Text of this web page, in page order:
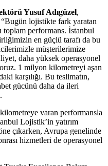
Yusuf Adıgüzel,
lojistikte fark yaratan
toplam performans. İstanbul
en güçlü tarafı da bu
müşterilerimize
daha yüksek operasyonel
1 milyon kilometreyi aşan
karşılığı. Bu teslimatın,
gücünü daha da ileri
varan performansla
Lojistik’in yatırım
çıkarken, Avrupa genelinde
hizmetleri de operasyonel